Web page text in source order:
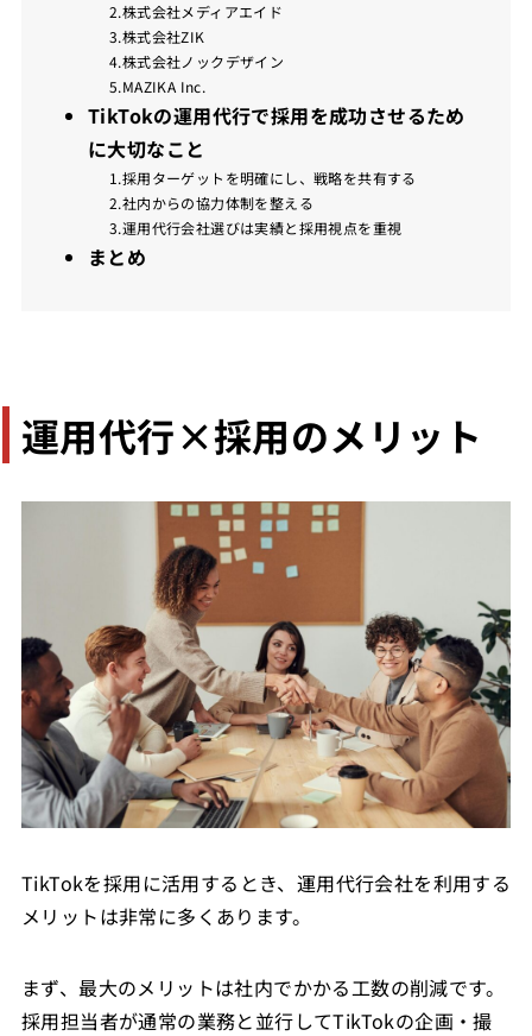
2.株式会社メディアエイド
3.株式会社ZIK
4.株式会社ノックデザイン
5.MAZIKA Inc.
TikTokの運用代行で採用を成功させるため
に大切なこと
1.採用ターゲットを明確にし、戦略を共有する
2.社内からの協力体制を整える
3.運用代行会社選びは実績と採用視点を重視
まとめ
運用代行×採用のメリット
TikTokを採用に活用するとき、運用代行会社を利用する
メリットは非常に多くあります。
まず、最大のメリットは社内でかかる工数の削減です。
採用担当者が通常の業務と並行してTikTokの企画・撮